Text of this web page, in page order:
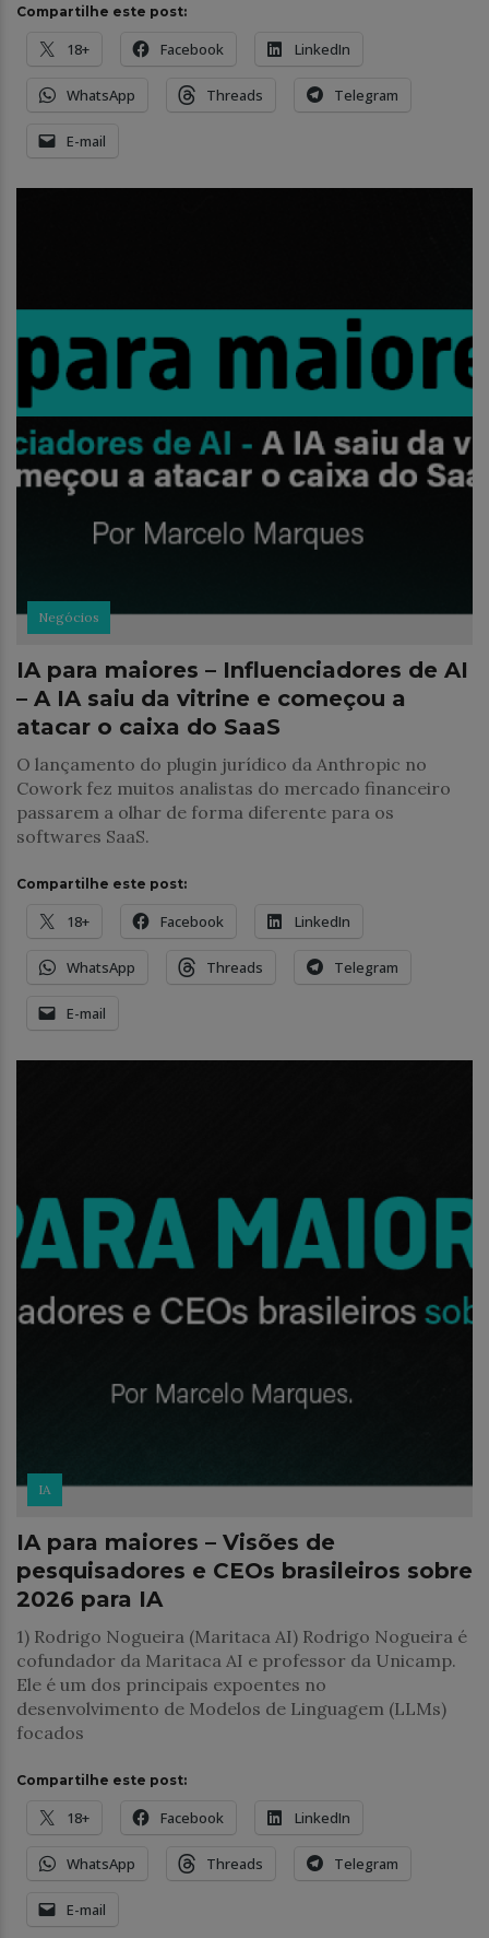
Compartilhe este post:
18+ Facebook LinkedIn
WhatsApp Threads Telegram
E-mail
Negócios
IA para maiores – Influenciadores de AI
– A IA saiu da vitrine e começou a
atacar o caixa do SaaS
O lançamento do plugin jurídico da Anthropic no
Cowork fez muitos analistas do mercado financeiro
passarem a olhar de forma diferente para os
softwares SaaS.
Compartilhe este post:
18+ Facebook LinkedIn
WhatsApp Threads Telegram
E-mail
IA
IA para maiores – Visões de
pesquisadores e CEOs brasileiros sobre
2026 para IA
1) Rodrigo Nogueira (Maritaca AI) Rodrigo Nogueira é
cofundador da Maritaca AI e professor da Unicamp.
Ele é um dos principais expoentes no
desenvolvimento de Modelos de Linguagem (LLMs)
focados
Compartilhe este post:
18+ Facebook LinkedIn
WhatsApp Threads Telegram
E-mail